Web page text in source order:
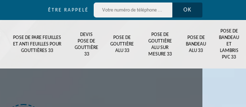
ÊTRE RAPPELÉ
POSE DE PARE FEUILLES
ET ANTI FEUILLES POUR
GOUTTIÈRES 33
DEVIS
POSE DE
GOUTTIÈRE
33
POSE DE
GOUTTIÈRE
ALU 33
POSE DE
GOUTTIÈRE
ALU SUR
MESURE 33
POSE DE
BANDEAU
ALU 33
POSE DE
BANDEAU
ET
LAMBRIS
PVC 33